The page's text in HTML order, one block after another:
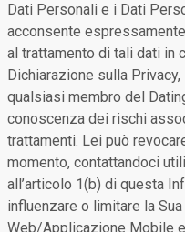
Dati Personali e i Dati
acconsente
al trattamento di tali dati in
Dichiarazione sulla
qualsiasi membro del
conoscenza dei rischi
trattamenti. Lei può
momento, contattandoci
all’articolo 1(b) di questa
influenzare o limitare la
Web/Applicazione Mobile